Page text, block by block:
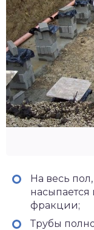
На весь
фракции;
Трубы